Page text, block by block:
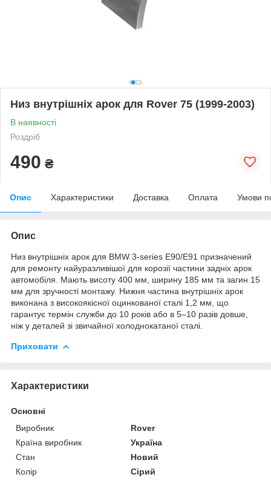
Низ внутрішніх арок для Rover 75 (1999-2003)
В наявності
Роздріб
490 ₴
Опис Характеристики Доставка Оплата Умови
Опис
Низ внутрішніх арок для BMW 3-series E90/E91 призначений
для ремонту найуразливішої для корозії частини задніх арок
автомобіля. Мають висоту 400 мм, ширину 185 мм та загин 15
мм для зручності монтажу. Нижня частина внутрішніх арок
виконана з високоякісної оцинкованої сталі 1,2 мм, що
гарантує термін служби до 10 років або в 5–10 разів довше,
ніж у деталей зі звичайної холоднокатаної сталі.
Приховати
Характеристики
Основні
Виробник
Rover
Країна виробник
Україна
Стан
Новий
Колір
Сірий